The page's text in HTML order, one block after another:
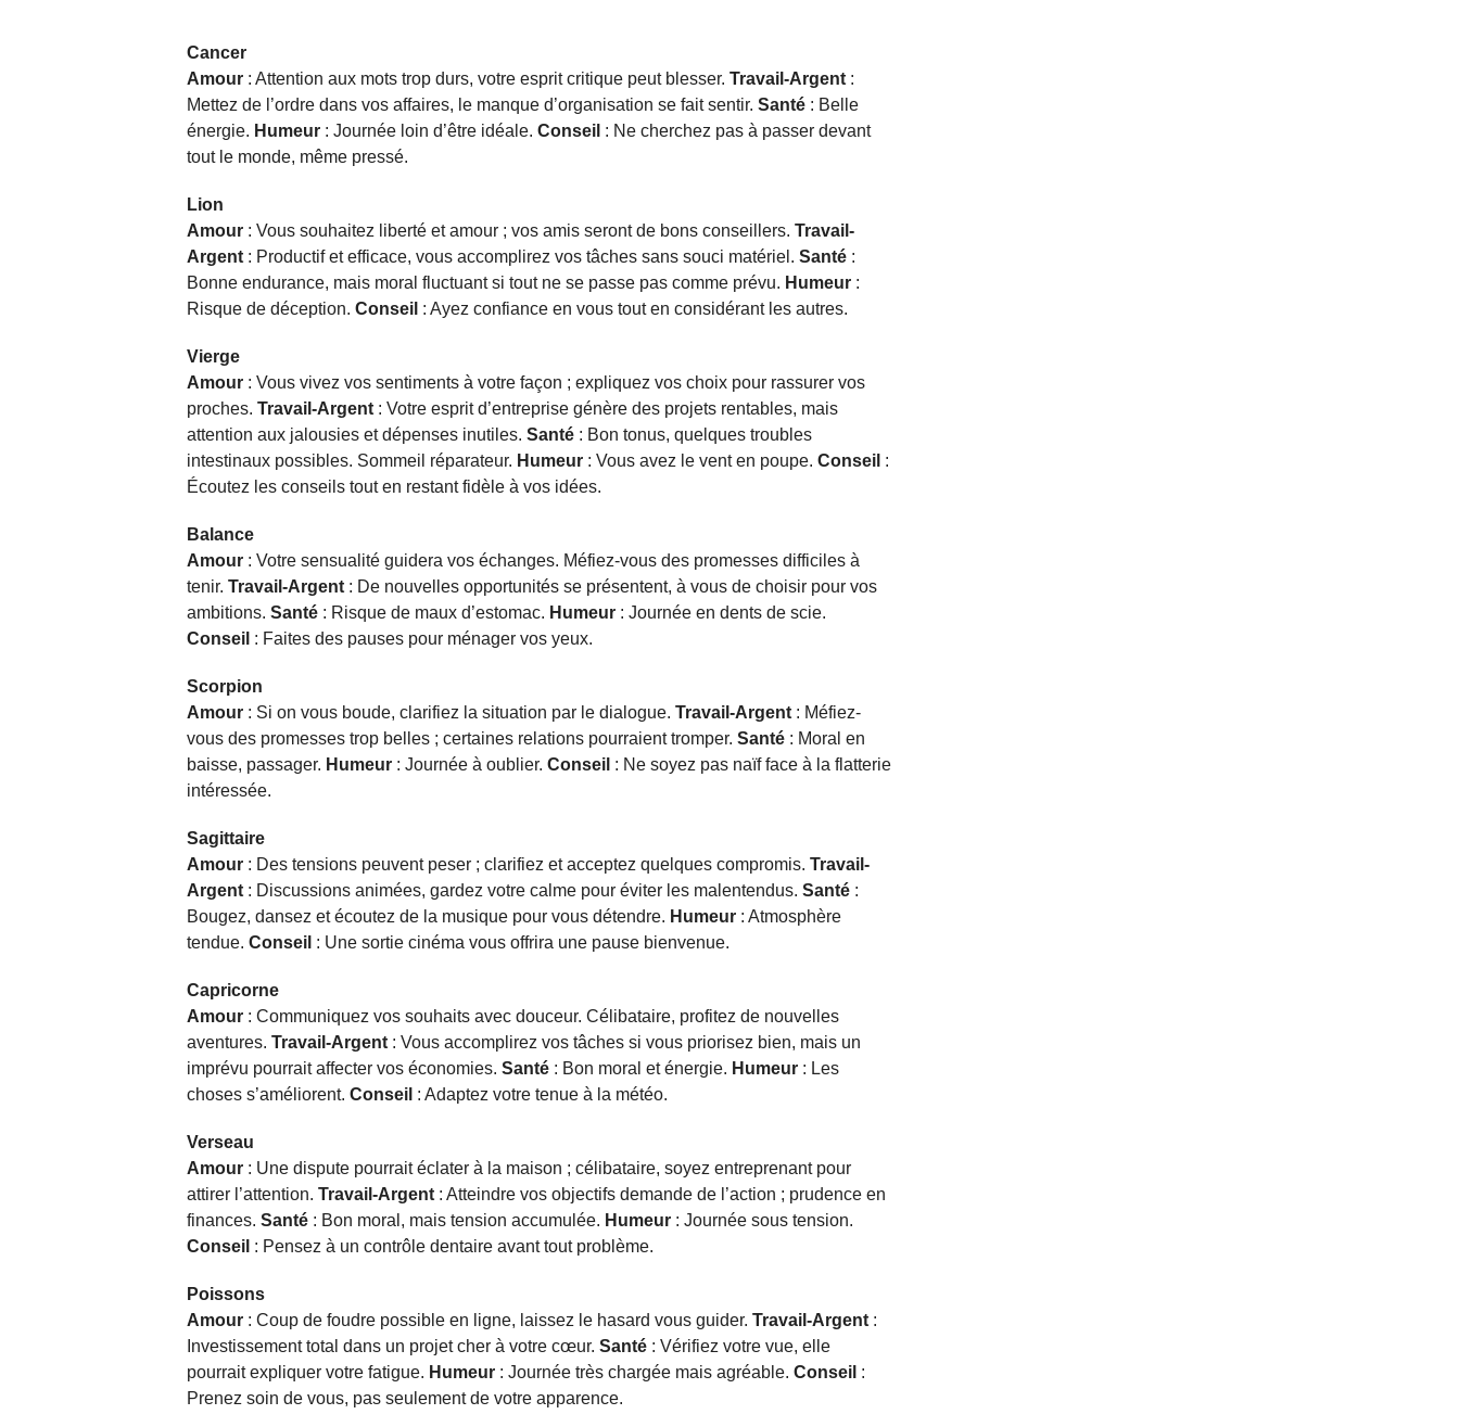
Cancer
Amour : Attention aux mots trop durs, votre esprit critique peut blesser. Travail-Argent :
Mettez de l’ordre dans vos affaires, le manque d’organisation se fait sentir. Santé : Belle
énergie. Humeur : Journée loin d’être idéale. Conseil : Ne cherchez pas à passer devant
tout le monde, même pressé.
Lion
Amour : Vous souhaitez liberté et amour ; vos amis seront de bons conseillers. Travail-
Argent : Productif et efficace, vous accomplirez vos tâches sans souci matériel. Santé :
Bonne endurance, mais moral fluctuant si tout ne se passe pas comme prévu. Humeur :
Risque de déception. Conseil : Ayez confiance en vous tout en considérant les autres.
Vierge
Amour : Vous vivez vos sentiments à votre façon ; expliquez vos choix pour rassurer vos
proches. Travail-Argent : Votre esprit d’entreprise génère des projets rentables, mais
attention aux jalousies et dépenses inutiles. Santé : Bon tonus, quelques troubles
intestinaux possibles. Sommeil réparateur. Humeur : Vous avez le vent en poupe. Conseil :
Écoutez les conseils tout en restant fidèle à vos idées.
Balance
Amour : Votre sensualité guidera vos échanges. Méfiez-vous des promesses difficiles à
tenir. Travail-Argent : De nouvelles opportunités se présentent, à vous de choisir pour vos
ambitions. Santé : Risque de maux d’estomac. Humeur : Journée en dents de scie.
Conseil : Faites des pauses pour ménager vos yeux.
Scorpion
Amour : Si on vous boude, clarifiez la situation par le dialogue. Travail-Argent : Méfiez-
vous des promesses trop belles ; certaines relations pourraient tromper. Santé : Moral en
baisse, passager. Humeur : Journée à oublier. Conseil : Ne soyez pas naïf face à la flatterie
intéressée.
Sagittaire
Amour : Des tensions peuvent peser ; clarifiez et acceptez quelques compromis. Travail-
Argent : Discussions animées, gardez votre calme pour éviter les malentendus. Santé :
Bougez, dansez et écoutez de la musique pour vous détendre. Humeur : Atmosphère
tendue. Conseil : Une sortie cinéma vous offrira une pause bienvenue.
Capricorne
Amour : Communiquez vos souhaits avec douceur. Célibataire, profitez de nouvelles
aventures. Travail-Argent : Vous accomplirez vos tâches si vous priorisez bien, mais un
imprévu pourrait affecter vos économies. Santé : Bon moral et énergie. Humeur : Les
choses s’améliorent. Conseil : Adaptez votre tenue à la météo.
Verseau
Amour : Une dispute pourrait éclater à la maison ; célibataire, soyez entreprenant pour
attirer l’attention. Travail-Argent : Atteindre vos objectifs demande de l’action ; prudence en
finances. Santé : Bon moral, mais tension accumulée. Humeur : Journée sous tension.
Conseil : Pensez à un contrôle dentaire avant tout problème.
Poissons
Amour : Coup de foudre possible en ligne, laissez le hasard vous guider. Travail-Argent :
Investissement total dans un projet cher à votre cœur. Santé : Vérifiez votre vue, elle
pourrait expliquer votre fatigue. Humeur : Journée très chargée mais agréable. Conseil :
Prenez soin de vous, pas seulement de votre apparence.